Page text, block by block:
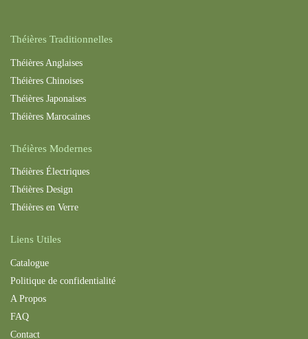
Théières Traditionnelles
Théières Anglaises
Théières Chinoises
Théières Japonaises
Théières Marocaines
Théières Modernes
Théières Électriques
Théières Design
Théières en Verre
Liens Utiles
Catalogue
Politique de confidentialité
A Propos
FAQ
Contact